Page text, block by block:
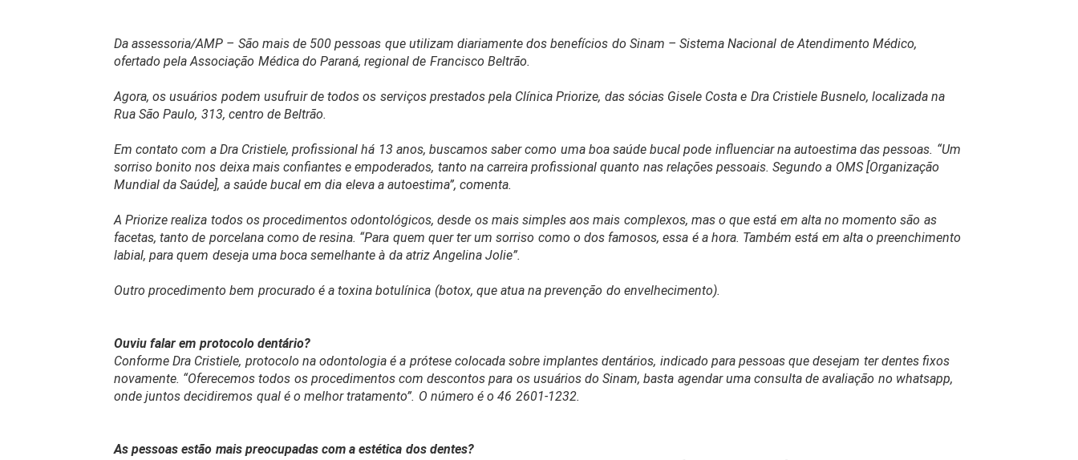
Da assessoria/AMP – São mais de 500 pessoas que utilizam diariamente dos benefícios do Sinam – Sistema Nacional de Atendimento Médico,
ofertado pela Associação Médica do Paraná, regional de Francisco Beltrão.
Agora, os usuários podem usufruir de todos os serviços prestados pela Clínica Priorize, das sócias Gisele Costa e Dra Cristiele Busnelo, localizada na
Rua São Paulo, 313, centro de Beltrão.
Em contato com a Dra Cristiele, profissional há 13 anos, buscamos saber como uma boa saúde bucal pode influenciar na autoestima das pessoas. “Um
sorriso bonito nos deixa mais confiantes e empoderados, tanto na carreira profissional quanto nas relações pessoais. Segundo a OMS [Organização
Mundial da Saúde], a saúde bucal em dia eleva a autoestima”, comenta.
A Priorize realiza todos os procedimentos odontológicos, desde os mais simples aos mais complexos, mas o que está em alta no momento são as
facetas, tanto de porcelana como de resina. “Para quem quer ter um sorriso como o dos famosos, essa é a hora. Também está em alta o preenchimento
labial, para quem deseja uma boca semelhante à da atriz Angelina Jolie”.
Outro procedimento bem procurado é a toxina botulínica (botox, que atua na prevenção do envelhecimento).
Ouviu falar em protocolo dentário?
Conforme Dra Cristiele, protocolo na odontologia é a prótese colocada sobre implantes dentários, indicado para pessoas que desejam ter dentes fixos
novamente. “Oferecemos todos os procedimentos com descontos para os usuários do Sinam, basta agendar uma consulta de avaliação no whatsapp,
onde juntos decidiremos qual é o melhor tratamento”. O número é o 46 2601-1232.
As pessoas estão mais preocupadas com a estética dos dentes?